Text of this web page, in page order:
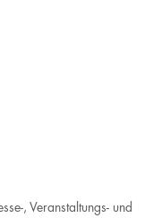
, Veranstaltungs- und